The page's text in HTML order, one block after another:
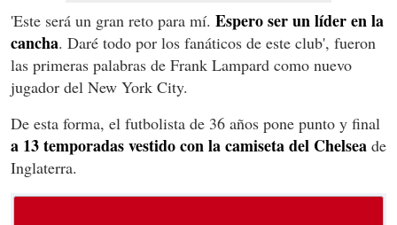
'Este será un gran reto para mí. Espero ser un líder en la
cancha. Daré todo por los fanáticos de este club', fueron
las primeras palabras de Frank Lampard como nuevo
jugador del New York City.
De esta forma, el futbolista de 36 años pone punto y final
a 13 temporadas vestido con la camiseta del Chelsea de
Inglaterra.